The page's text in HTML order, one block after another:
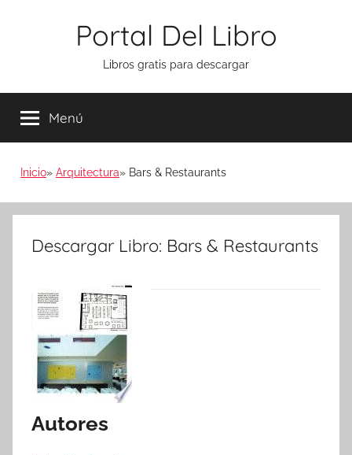
Portal Del Libro
Libros gratis para descargar
Menú
Inicio Arquitectura Bars & Restaurants
Descargar Libro: Bars & Restaurants
Autores